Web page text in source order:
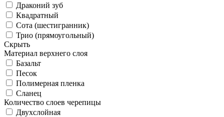
Драконий зуб
Квадратный
Сота (шестигранник)
Трио (прямоугольный)
Скрыть
Материал верхнего слоя
Базальт
Песок
Полимерная пленка
Сланец
Количество слоев черепицы
Двухслойная